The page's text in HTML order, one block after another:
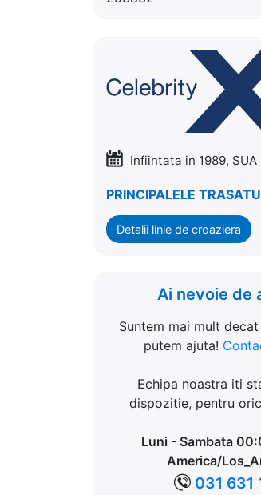
Infiintata in 1989, SUA
PRINCIPALELE
Detalii linie de croaziera
Ai nevoie de
Suntem mai mult
putem ajuta!
Echipa noastra iti
dispozitie, pentru
Luni - Sambata
America/
031 631